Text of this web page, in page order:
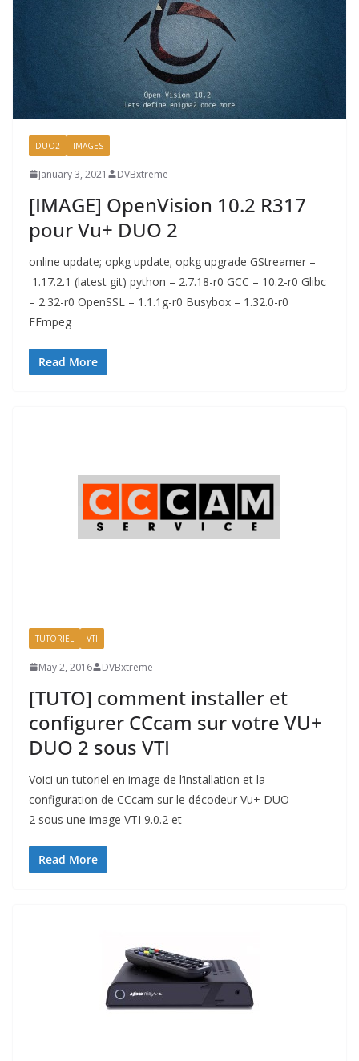
DUO2 IMAGES
January 3, 2021 DVBxtreme
[IMAGE] OpenVision 10.2 R317
pour Vu+ DUO 2
online update; opkg update; opkg upgrade GStreamer –
1.17.2.1 (latest git) python – 2.7.18-r0 GCC – 10.2-r0 Glibc
– 2.32-r0 OpenSSL – 1.1.1g-r0 Busybox – 1.32.0-r0
FFmpeg
Read More
TUTORIEL VTI
May 2, 2016 DVBxtreme
[TUTO] comment installer et
configurer CCcam sur votre VU+
DUO 2 sous VTI
Voici un tutoriel en image de l’installation et la
configuration de CCcam sur le décodeur Vu+ DUO
2 sous une image VTI 9.0.2 et
Read More